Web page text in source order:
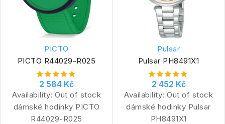
PICTO
PICTO R44029-R025
2 584 Kč
Availability: Out of stock
dámské hodinky PICTO
R44029-R025
Pulsar
Pulsar PH8491X1
2 452 Kč
Availability: Out of stock
dámské hodinky Pulsar
PH8491X1